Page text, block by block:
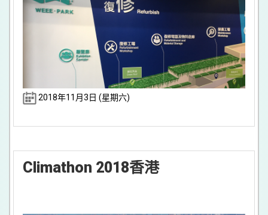
2018年11月3日 (星期六)
Climathon 2018香港